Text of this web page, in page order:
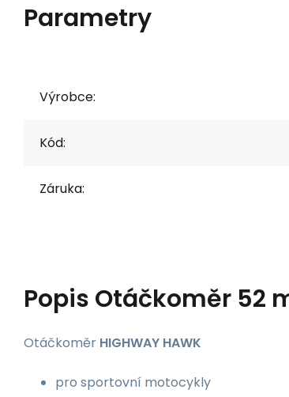
Parametry
Výrobce:
Kód:
Záruka:
Popis Otáčkoměr 52
Otáčkoměr HIGHWAY HAWK
pro sportovní motocykly